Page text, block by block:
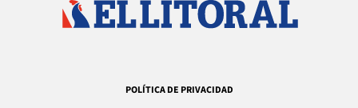
POLÍTICA DE PRIVACIDAD